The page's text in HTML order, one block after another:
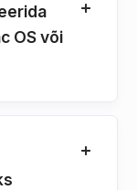
OS või